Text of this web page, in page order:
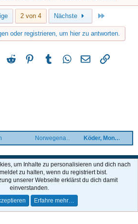
2 von 4 Nächste
oder registrieren, um hier zu antworten.
LinkedInReddit PinterestTumblr WhatsApp
E-MailLink
Norwegenangeln praktisch Köder, Montagen
Datenschutz
Hilfe und Impressum
® © 2010-2026 XenForo Ltd.
um Inhalte zu personalisieren und dich nach
zu halten, wenn du registriert bist.
unserer Webseite erklärst du dich damit
einverstanden.
Erfahre mehr…